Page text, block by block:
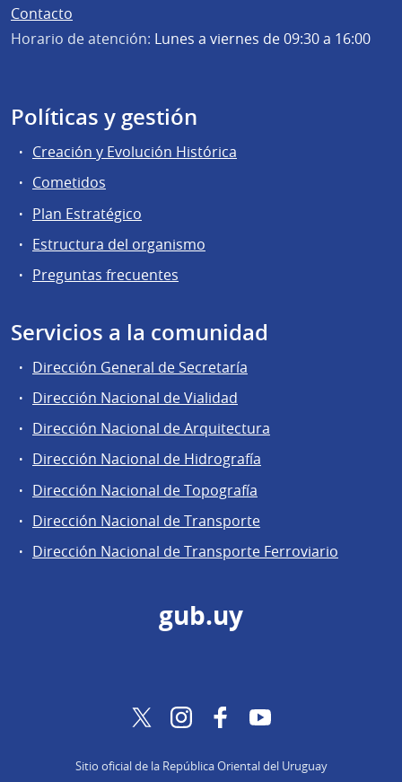
Contacto
Horario de atención: Lunes a viernes de 09:30 a 16:00
Políticas y gestión
Creación y Evolución Histórica
Cometidos
Plan Estratégico
Estructura del organismo
Preguntas frecuentes
Servicios a la comunidad
Dirección General de Secretaría
Dirección Nacional de Vialidad
Dirección Nacional de Arquitectura
Dirección Nacional de Hidrografía
Dirección Nacional de Topografía
Dirección Nacional de Transporte
Dirección Nacional de Transporte Ferroviario
gub.uy
TwitterInstagramFacebookYouTube
Sitio oficial de la República Oriental del Uruguay